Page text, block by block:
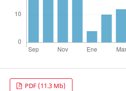
PDF (11.3 Mb)